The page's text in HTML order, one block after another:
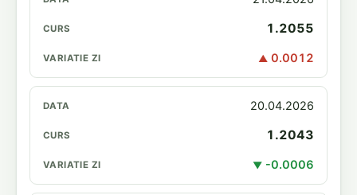
1.2055
▲ 0.0012
20.04.2026
1.2043
▼ -0.0006